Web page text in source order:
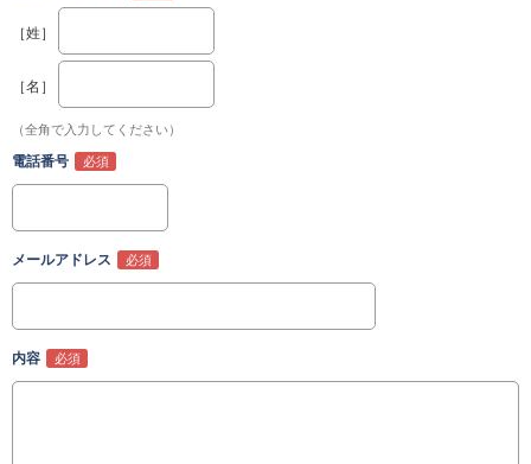
［姓］
［名］
（全角で入力してください）
電話番号
メールアドレス
内容